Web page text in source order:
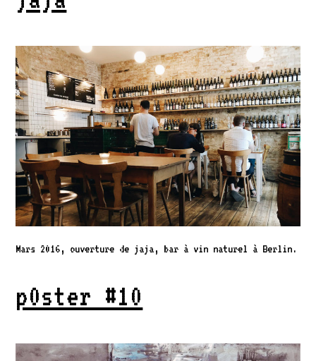
Mars 2016, ouverture de jaja, bar à vin naturel à Berlin.
p0ster #10